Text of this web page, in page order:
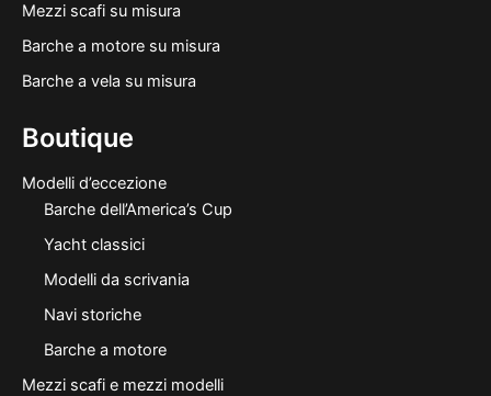
Mezzi scafi su misura
Barche a motore su misura
Barche a vela su misura
Boutique
Modelli d’eccezione
Barche dell’America’s Cup
Yacht classici
Modelli da scrivania
Navi storiche
Barche a motore
Mezzi scafi e mezzi modelli